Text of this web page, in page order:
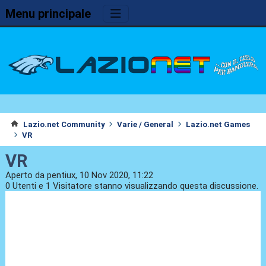
Menu principale
Lazio.net Community Varie / General
Lazio.net Games
VR
VR
Aperto da pentiux, 10 Nov 2020, 11:22
0 Utenti e 1 Visitatore stanno visualizzando questa discussione.